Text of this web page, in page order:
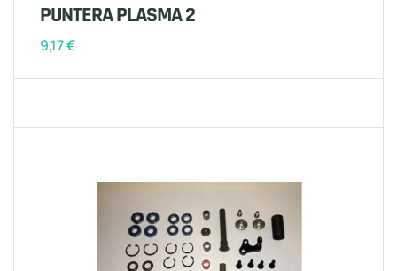
PUNTERA PLASMA 2
9,17€